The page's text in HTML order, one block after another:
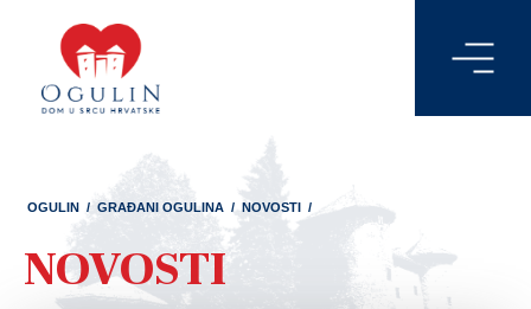
OGULIN / GRAĐANI OGULINA / NOVOSTI /
NOVOSTI